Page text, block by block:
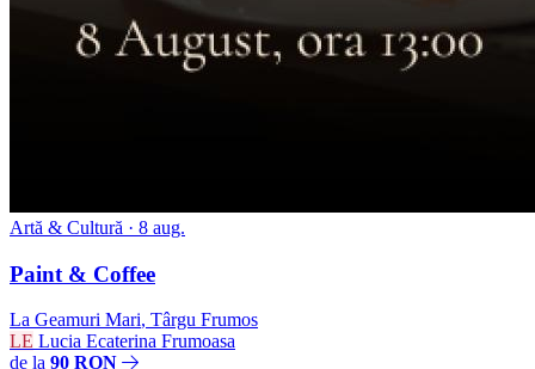
Artă & Cultură · 8 aug.
Paint & Coffee
La Geamuri Mari, Târgu Frumos
LE Lucia Ecaterina Frumoasa
de la 90 RON